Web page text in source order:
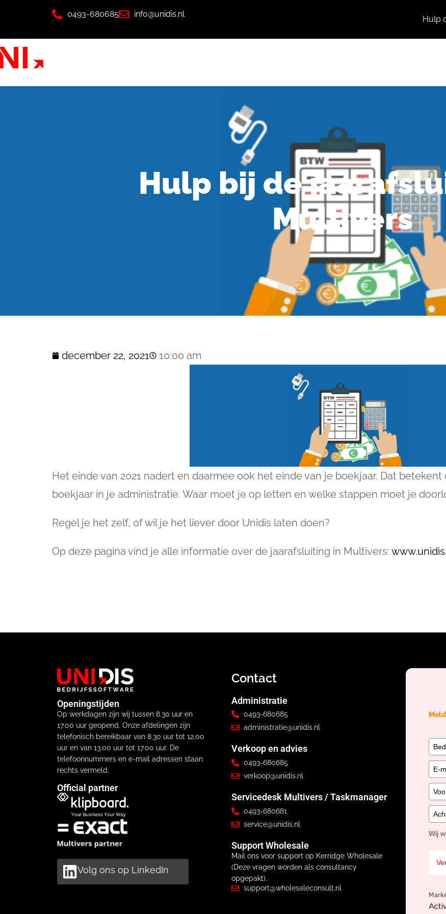
0493-680685 info@unidis.nl
Hulp
Hulp bij de
Multivers
december 22, 2021 10:00 am
Het einde van 2021 nadert en daarmee ook het einde van je boekjaar. Dat
boekjaar in je administratie. Waar moet je op letten en welke stappen moet je
Regel je het zelf, of wil je het liever door Unidis laten doen?
Op deze pagina vind je alle informatie over de jaarafsluiting in Multivers:
Openingstijden
Op werkdagen zijn wij tussen 8.30 uur en
17.00 uur geopend. Onze afdelingen zijn
telefonisch bereikbaar van 8.30 uur tot 12.00
uur en van 13.00 uur tot 17.00 uur. De
telefoonnummers en e-mail adressen staan
rechts vermeld.
Official partner
Volg ons op LinkedIn
Contact
Administratie
0493-680685
administratie@unidis.nl
Verkoop en advies
0493-680685
verkoop@unidis.nl
Servicedesk Multivers / Taskmanager
0493-680681
service@unidis.nl
Support Wholesale
Mail ons voor support op Kerridge Wholesale
(Deze vragen worden als consultancy
opgepakt).
support@wholesaleconsult.nl
Wij